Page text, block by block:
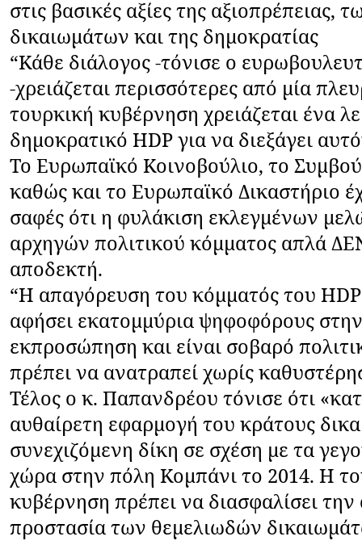
στις βασικές αξίες της αξιοπρέπειας,
δικαιωμάτων και της δημοκρατίας
“Κάθε διάλογος -τόνισε ο
-χρειάζεται περισσότερες από μία
τουρκική κυβέρνηση χρειάζεται ένα
δημοκρατικό HDPγια να διεξάγει
Το Ευρωπαϊκό Κοινοβούλιο, το
καθώς και το Ευρωπαϊκό Δικαστήριο
σαφές ότι η φυλάκιση εκλεγμένων
αρχηγών πολιτικού κόμματος απλά
αποδεκτή.
“Η απαγόρευση του κόμματός του HDP
αφήσει εκατομμύρια ψηφοφόρους
εκπροσώπηση και είναι σοβαρό
πρέπει να ανατραπεί χωρίς
Τέλος ο κ. Παπανδρέου τόνισε ότι
αυθαίρετη εφαρμογή του κράτους
συνεχιζόμενη δίκη σε σχέση με τα
χώρα στην πόλη Κομπάνι το 2014. Η
κυβέρνηση πρέπει να διασφαλίσει
προστασία των θεμελιωδών